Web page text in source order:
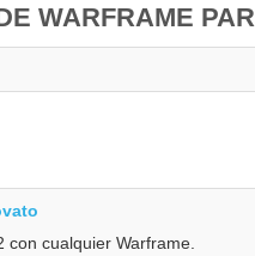
WARFRAME
con cualquier Warframe.